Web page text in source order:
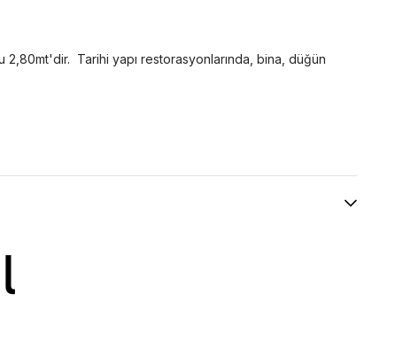
2,80mt'dir. Tarihi yapı restorasyonlarında, bina, düğün